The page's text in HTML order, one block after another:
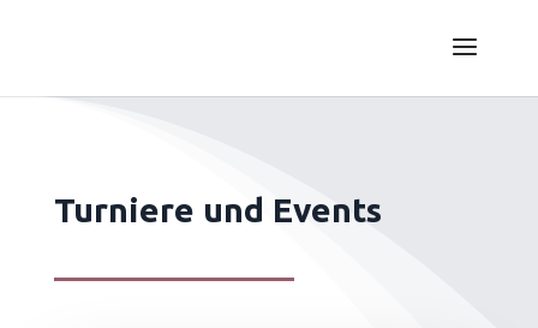
Turniere und Events